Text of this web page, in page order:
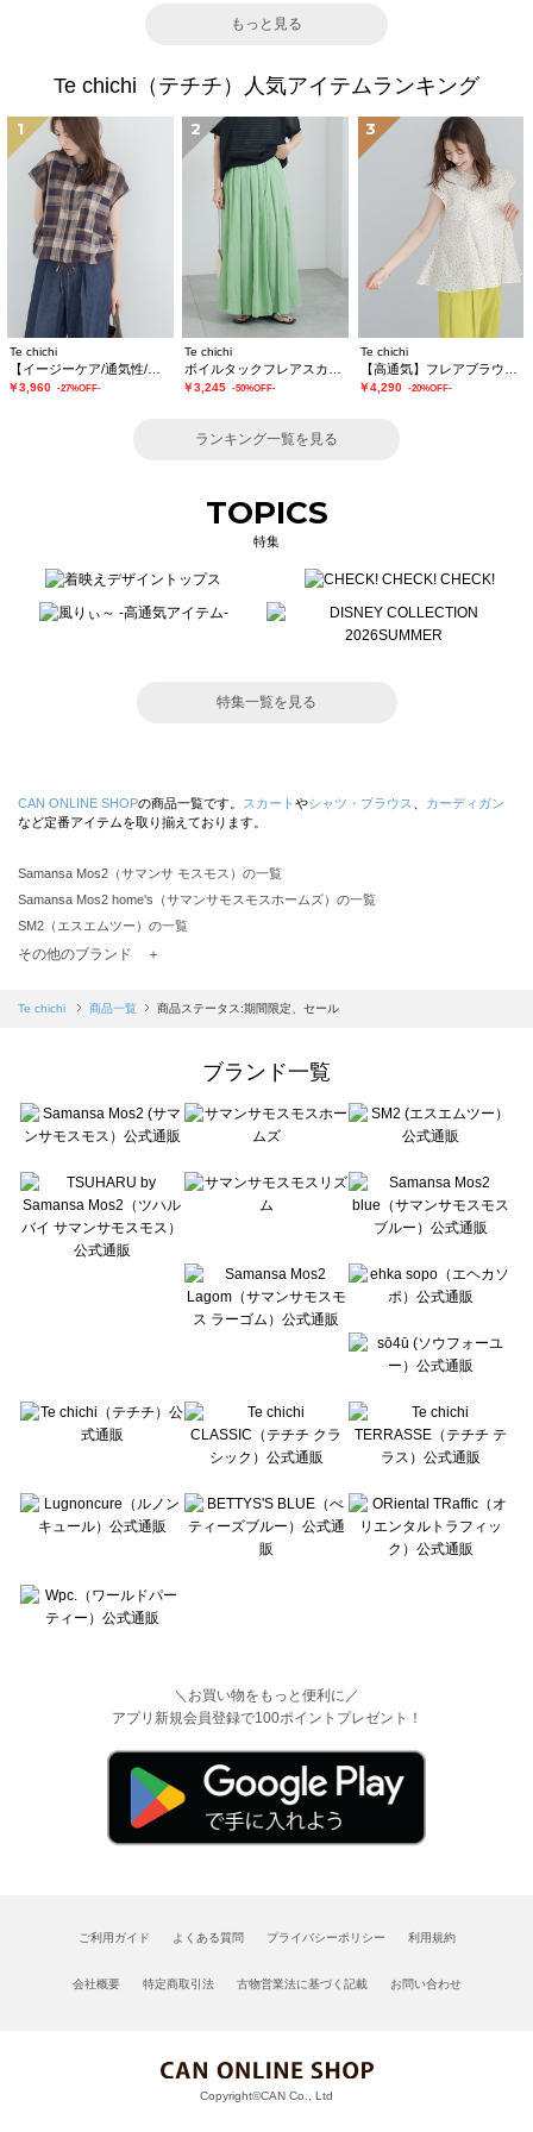
もっと見る
Te chichi（テチチ）人気アイテムランキング
1
Te chichi
￥3,960 -27%OFF-
2
Te chichi
￥3,245 -50%OFF-
3
Te chichi
￥4,290 -20%OFF-
ランキング一覧を見る
TOPICS
特集
特集一覧を見る
CAN ONLINE SHOPの商品一覧です。 スカート やシャツ・ブラウス
カーディガン
など定番アイテムを取り揃えております。
Samansa Mos2（サマンサ モスモス）の一覧
Samansa Mos2 home's（サマンサモスモスホームズ）の一覧
SM2（エスエムツー）の一覧
TSUHARU by Samansa Mos2（ツハルバイサマンサモスモス）の一覧
Samansa Mos2 blue（サマンサモスモス ブルー）の一覧
Te chichi（テチチ）の一覧
Te chichi CLASSIC（テチチ クラシック）の一覧
Lugnoncure（ルノンキュール）の一覧
BETTY'S BLUE（べティーズブルー）の一覧
Wpc.（ワールドパーティー）の一覧
その他のブランド ＋
Te chichi 商品一覧 商品ステータス:期間限定、セール
ブランド一覧
＼お買い物をもっと便利に／
アプリ新規会員登録で100ポイントプレゼント！
ご利用ガイド よくある質問 プライバシーポリシー 利用規約
会社概要 特定商取引法 古物営業法に基づく記載 お問い合わせ
Copyright©CAN Co., Ltd